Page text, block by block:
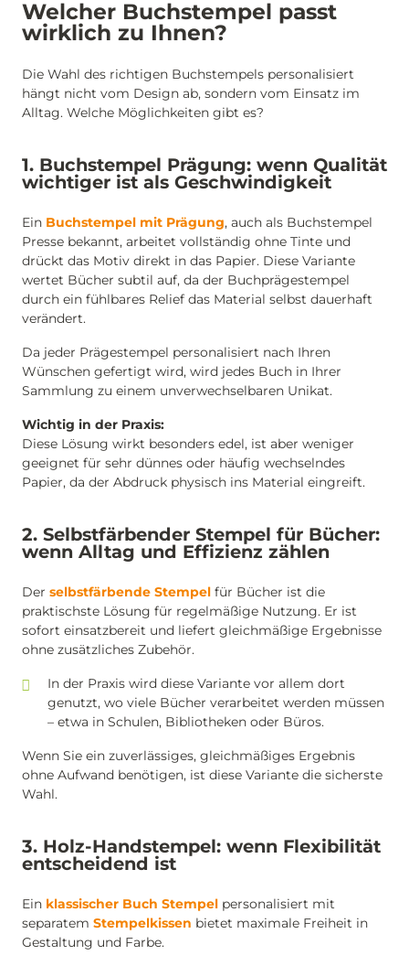
Welcher Buchstempel passt
wirklich zu Ihnen?
Die Wahl des richtigen Buchstempels personalisiert
hängt nicht vom Design ab, sondern vom Einsatz im
Alltag. Welche Möglichkeiten gibt es?
1. Buchstempel Prägung: wenn Qualität
wichtiger ist als Geschwindigkeit
Ein Buchstempel mit Prägung, auch als Buchstempel
Presse bekannt, arbeitet vollständig ohne Tinte und
drückt das Motiv direkt in das Papier. Diese Variante
wertet Bücher subtil auf, da der Buchprägestempel
durch ein fühlbares Relief das Material selbst dauerhaft
verändert.
Da jeder Prägestempel personalisiert nach Ihren
Wünschen gefertigt wird, wird jedes Buch in Ihrer
Sammlung zu einem unverwechselbaren Unikat.
Wichtig in der Praxis:
Diese Lösung wirkt besonders edel, ist aber weniger
geeignet für sehr dünnes oder häufig wechselndes
Papier, da der Abdruck physisch ins Material eingreift.
2. Selbstfärbender Stempel für Bücher:
wenn Alltag und Effizienz zählen
Der selbstfärbende Stempel für Bücher ist die
praktischste Lösung für regelmäßige Nutzung. Er ist
sofort einsatzbereit und liefert gleichmäßige Ergebnisse
ohne zusätzliches Zubehör.
In der Praxis wird diese Variante vor allem dort
genutzt, wo viele Bücher verarbeitet werden müssen
– etwa in Schulen, Bibliotheken oder Büros.
Wenn Sie ein zuverlässiges, gleichmäßiges Ergebnis
ohne Aufwand benötigen, ist diese Variante die sicherste
Wahl.
3. Holz-Handstempel: wenn Flexibilität
entscheidend ist
Ein klassischer Buch Stempel personalisiert mit
separatem Stempelkissen bietet maximale Freiheit in
Gestaltung und Farbe.